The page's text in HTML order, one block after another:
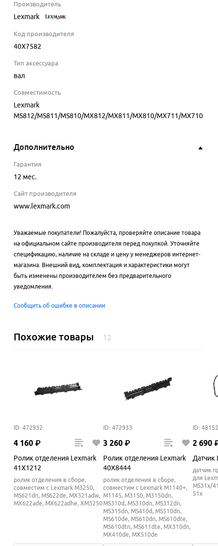
Производитель
Lexmark
Код производителя
40X7582
Тип аксессуара
вал
Совместимость
Lexmark
MS812/MS811/MS810/MX812/MX811/MX810/MX711/MX710
Дополнительно
Гарантия
12 мес.
Сайт производителя
www.lexmark.com
Уважаемые покупатели! Пожалуйста, проверяйте описание товара
на официальном сайте производителя перед покупкой. Уточняйте
спецификацию, наличие на складе и цену у менеджеров интернет-
магазина. Внешний вид, комплектация и характеристики могут
быть изменены производителем без предварительного
уведомления.
Сообщить об ошибке в описании
Похожие товары 12
ID: 472932
4 160 ₽
Ролик отделения Lexmark
41X1212
ролик отделения в сборе,
совместим с Lexmark M3250,
MS621dn, MS622de, MX321adw,
MX622ade, MX622adhe, XM3250
ID: 472933
3 260 ₽
Ролик отделения Lexmark
40X8444
ролик отделения в сборе,
совместим с Lexmark M1140+,
M1145, M3150, M3150dn,
MS310d, MS310dn, MS312dn,
MS315dn, MS410d, MS510dn,
MS610de, MS610dn, MS610dte,
MS610dtn, MS611dte, MX310dn,
MX410de, MX510de
ID:
2 690
Датчик
датчик
для
MS31x/
51x